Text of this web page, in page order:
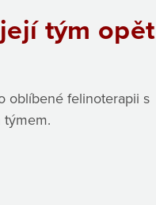
tým opět
oblíbené felinoterapii s
týmem.